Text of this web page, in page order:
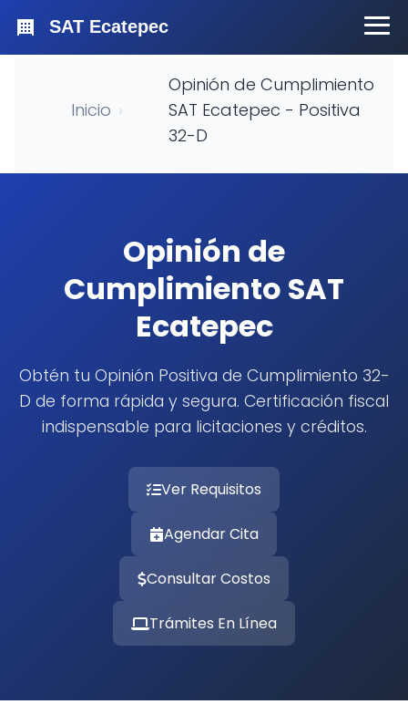
SAT Ecatepec
Inicio ›
Opinión de Cumplimiento
SAT Ecatepec - Positiva
32-D
Opinión de
Cumplimiento SAT
Ecatepec
Obtén tu Opinión Positiva de Cumplimiento 32-
D de forma rápida y segura. Certificación fiscal
indispensable para licitaciones y créditos.
Ver Requisitos
Agendar Cita
Consultar Costos
Trámites En Línea